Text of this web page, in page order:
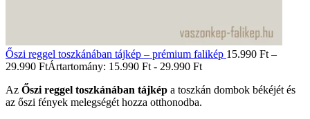
Őszi reggel toszkánában tájkép – prémium falikép 15.990 Ft –
29.990 FtÁrtartomány: 15.990 Ft - 29.990 Ft
Az Őszi reggel toszkánában tájkép a toszkán dombok békéjét és
az őszi fények melegségét hozza otthonodba.